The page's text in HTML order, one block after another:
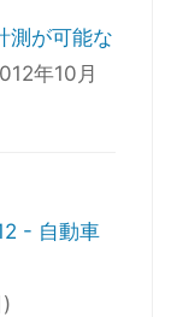
測が可能な
年10月
- 自動車